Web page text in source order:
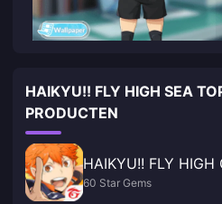
HAIKYU!! FLY HIGH SEA
PRODUCTEN
HAIKYU!! FLY
60 Star Gems